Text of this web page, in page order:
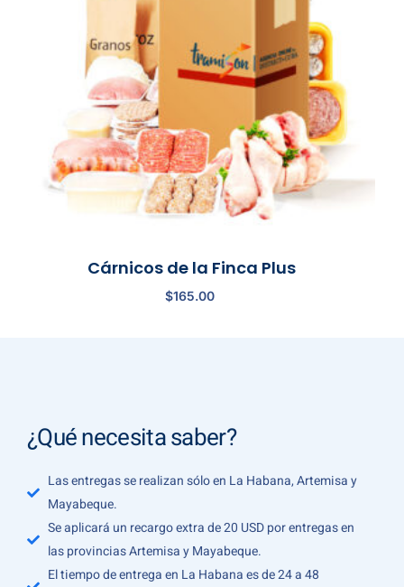
Cárnicos de la Finca Plus
$165.00
¿Qué necesita saber?
Las entregas se realizan sólo en La Habana, Artemisa y
Mayabeque.
Se aplicará un recargo extra de 20 USD por entregas en
las provincias Artemisa y Mayabeque.
El tiempo de entrega en La Habana es de 24 a 48